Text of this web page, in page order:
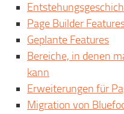
Page Builder
Geplante Features
Bereiche, in denen
kann
Erweiterungen für
Migration von